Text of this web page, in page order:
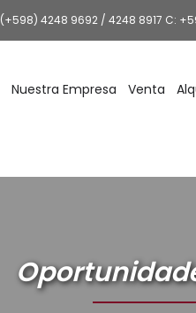
(+598) 4248 9692 / 4248 8917 C:
Nuestra Empresa Venta